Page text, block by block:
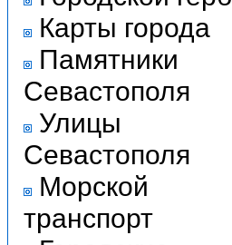
Карты города
Памятники
Севастополя
Улицы
Севастополя
Морской
транспорт